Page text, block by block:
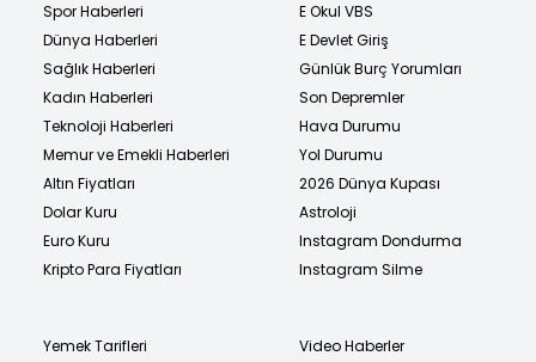
Spor Haberleri
Dünya Haberleri
Sağlık Haberleri
Kadın Haberleri
Teknoloji Haberleri
Memur ve Emekli Haberleri
Altın Fiyatları
Dolar Kuru
Euro Kuru
Kripto Para Fiyatları
E Okul VBS
E Devlet Giriş
Günlük Burç Yorumları
Son Depremler
Hava Durumu
Yol Durumu
2026 Dünya Kupası
Astroloji
Instagram Dondurma
Instagram Silme
Yemek Tarifleri
Video Haberler